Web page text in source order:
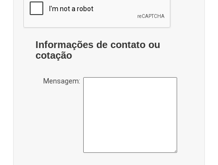
Informações de contato ou
cotação
Mensagem: